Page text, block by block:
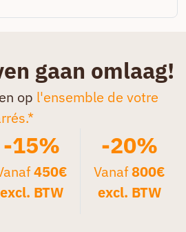
gaan omlaag!
op l'ensemble de votre
-15%
450€
excl. BTW
-20%
Vanaf800€
excl. BTW